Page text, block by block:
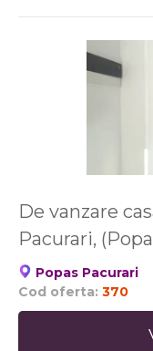
De vanzare
Pacurari,
Popas Pacurari
Cod oferta: 370